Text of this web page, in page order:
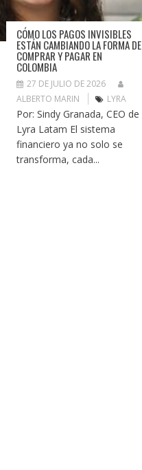
CÓMO LOS PAGOS INVISIBLES
ESTÁN CAMBIANDO LA FORMA DE
COMPRAR Y PAGAR EN
COLOMBIA
27 DE JULIO DE 2026
ALBERTO MARIN
LYRA
Por: Sindy Granada, CEO de
Lyra Latam El sistema
financiero ya no solo se
transforma, cada...